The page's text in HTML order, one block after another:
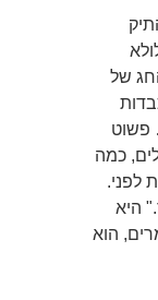
של
פשוט
כמה
לפני.
היא
הוא